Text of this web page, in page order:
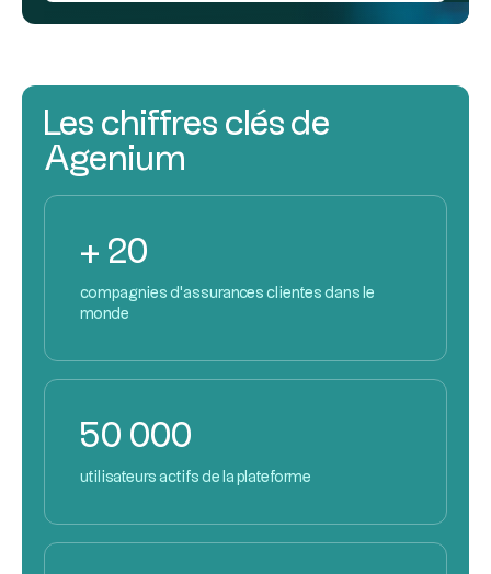
Les chiffres clés de
Agenium
+ 20
compagnies d'assurances clientes dans le
monde
50 000
utilisateurs actifs de la plateforme